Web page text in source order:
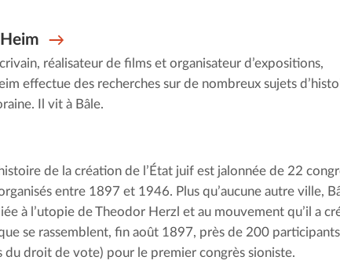
réalisateur de films et organisateur d’expositions,
effectue des recherches sur de nombreux sujets
Il vit à Bâle.
histoire de la création de l’État juif est jalonnée de 22
entre 1897 et 1946. Plus qu’aucune autre ville,
liée à l’utopie de Theodor Herzl et au mouvement qu’il a
se rassemblent, fin août 1897, près de 200
du droit de vote) pour le premier congrès sioniste.